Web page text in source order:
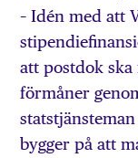
– Idén med att
att postdok ska
förmåner
bygger på att